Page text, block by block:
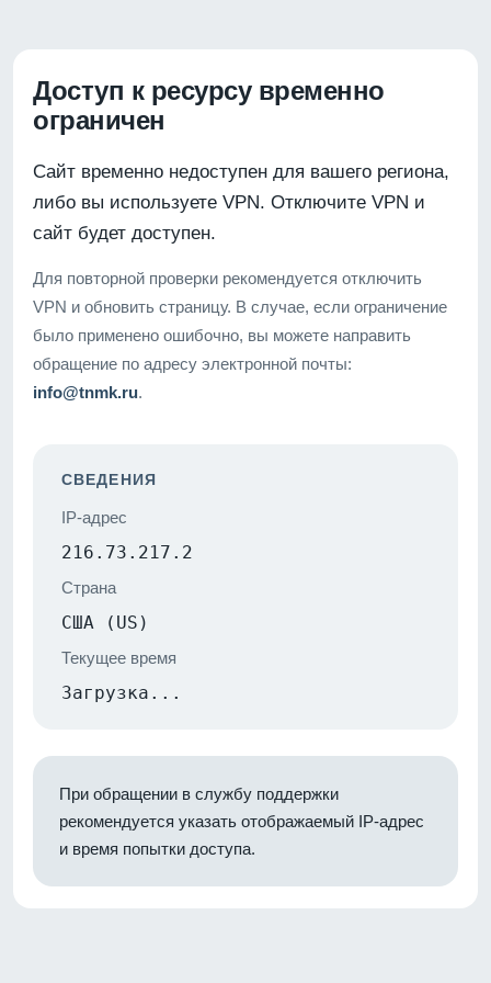
Доступ к ресурсу временно
ограничен
Сайт временно недоступен для вашего региона,
либо вы используете VPN. Отключите VPN и
сайт будет доступен.
Для повторной проверки рекомендуется отключить
VPN и обновить страницу. В случае, если ограничение
было применено ошибочно, вы можете направить
обращение по адресу электронной почты:
info@tnmk.ru.
СВЕДЕНИЯ
IP-адрес
216.73.217.2
Страна
США (US)
Текущее время
Загрузка...
При обращении в службу поддержки
рекомендуется указать отображаемый IP-адрес
и время попытки доступа.